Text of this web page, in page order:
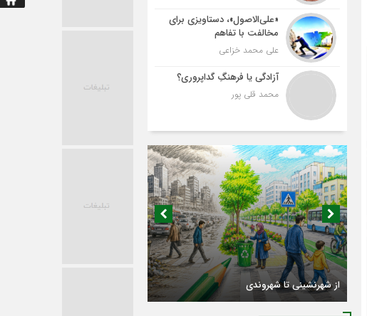
«علی‌الاصول»، دستاویزی برای
مخالفت با تفاهم
علی محمد خزاعی
آزادگی یا فرهنگِ گداپروری؟
محمد قلی پور
از شهرنشینی تا شهروندی